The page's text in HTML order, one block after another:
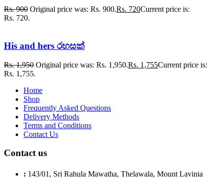
Rs.900 Original price was: Rs. 900.Rs. 720Current price is:
Rs. 720.
His and hers රහසක්
Rs.1,950 Original price was: Rs. 1,950.Rs. 1,755Current price is:
Rs. 1,755.
Home
Shop
Frequently Asked Questions
Delivery Methods
Terms and Conditions
Contact Us
Contact us
: 143/01, Sri Rahula Mawatha, Thelawala, Mount Lavinia